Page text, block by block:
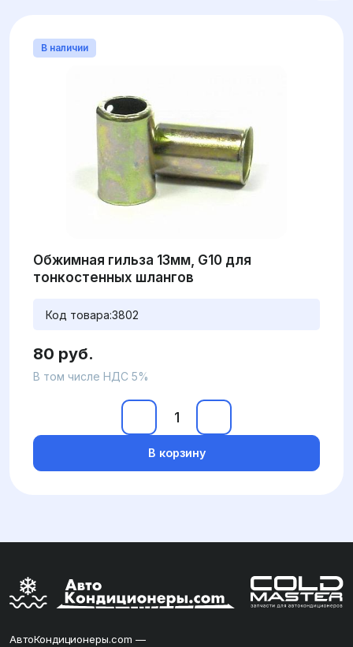
В наличии
Обжимная гильза 13мм, G10 для
тонкостенных шлангов
Код товара:3802
80 руб.
В том числе НДС 5%
В корзину
АвтоКондиционеры.com —